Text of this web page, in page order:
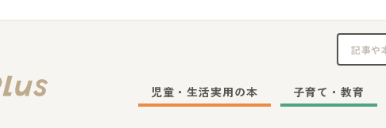
児童・生活実用の本 子育て・教育